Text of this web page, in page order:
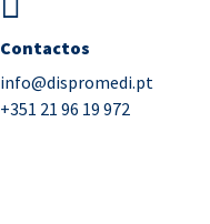
Contactos
info@dispromedi.pt
+351 21 96 19 972